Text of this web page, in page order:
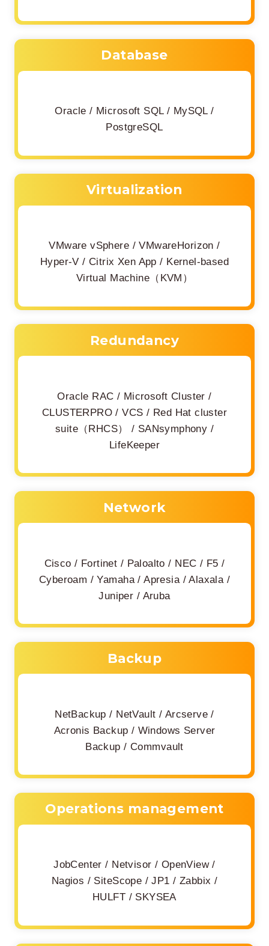
Database
Oracle / Microsoft SQL / MySQL /
PostgreSQL
Virtualization
VMware vSphere / VMwareHorizon /
Hyper-V / Citrix Xen App / Kernel-based
Virtual Machine（KVM）
Redundancy
Oracle RAC / Microsoft Cluster /
CLUSTERPRO / VCS / Red Hat cluster
suite（RHCS） / SANsymphony /
LifeKeeper
Network
Cisco / Fortinet / Paloalto / NEC / F5 /
Cyberoam / Yamaha / Apresia / Alaxala /
Juniper / Aruba
Backup
NetBackup / NetVault / Arcserve /
Acronis Backup / Windows Server
Backup / Commvault
Operations management
JobCenter / Netvisor / OpenView /
Nagios / SiteScope / JP1 / Zabbix /
HULFT / SKYSEA